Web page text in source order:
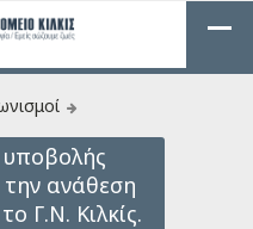
υποβολής
ανάθεση
Γ.Ν. Κιλκίς.